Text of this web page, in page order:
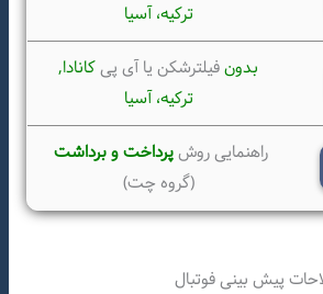
ترکیه، آسیا
بدونفیلترشکن یا آی پیکانادا,
ترکیه، آسیا
راهنمایی روشپرداخت و برداشت
(گروه چت)
پیش بینی فوتبال